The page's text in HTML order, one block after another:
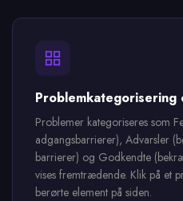
Problemer kategoriseres som
adgangsbarrierer), Advarsler
barrierer) og Godkendte
vises fremtrædende. Klik på et
berørte element på siden.